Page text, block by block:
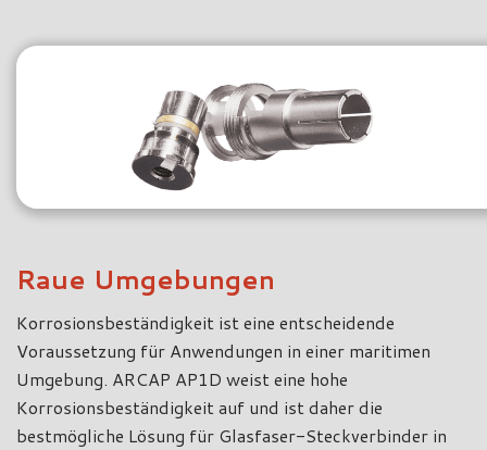
Raue Umgebungen
Korrosionsbeständigkeit ist eine entscheidende
Voraussetzung für Anwendungen in einer maritimen
Umgebung. ARCAP AP1D weist eine hohe
Korrosionsbeständigkeit auf und ist daher die
bestmögliche Lösung für Glasfaser-Steckverbinder in